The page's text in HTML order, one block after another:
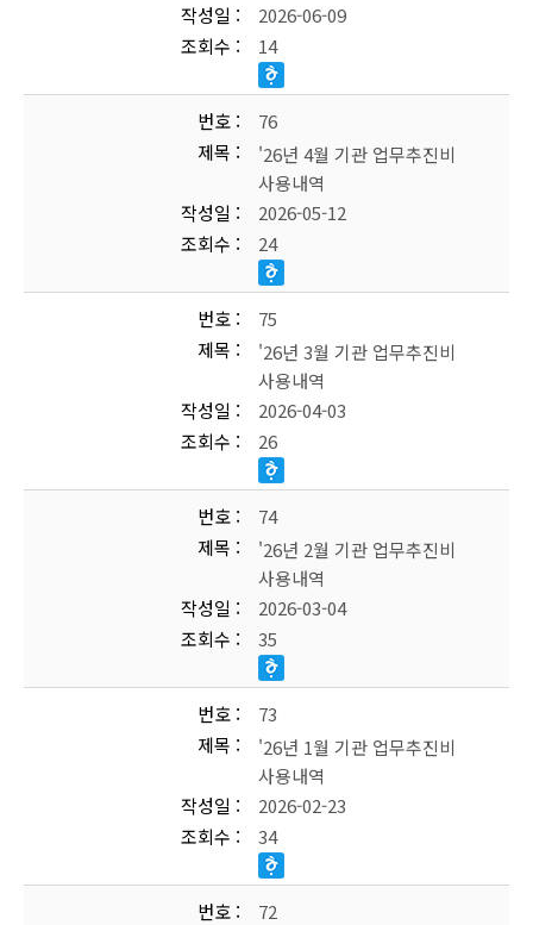
작성일
2026-06-09
조회수
14
번호
76
제목
'26년 4월 기관 업무추진비
사용내역
작성일
2026-05-12
조회수
24
번호
75
제목
'26년 3월 기관 업무추진비
사용내역
작성일
2026-04-03
조회수
26
번호
74
제목
'26년 2월 기관 업무추진비
사용내역
작성일
2026-03-04
조회수
35
번호
73
제목
'26년 1월 기관 업무추진비
사용내역
작성일
2026-02-23
조회수
34
번호
72